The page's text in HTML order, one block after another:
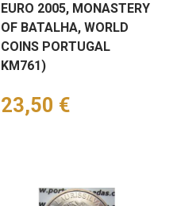
EURO 2005, MONASTERY
OF BATALHA, WORLD
COINS PORTUGAL
KM761)
Preço
23,50 €